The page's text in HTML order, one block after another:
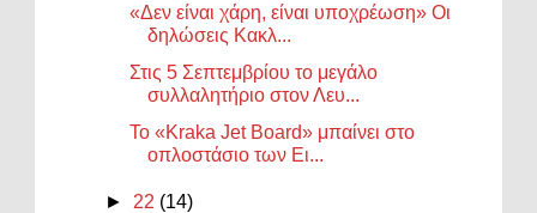
«Δεν είναι χάρη, είναι υποχρέωση» Οι
δηλώσεις Κακλ...
Στις 5 Σεπτεμβρίου το μεγάλο
συλλαλητήριο στον Λευ...
Το «Kraka Jet Board» μπαίνει στο
οπλοστάσιο των Ει...
► 22 (14)